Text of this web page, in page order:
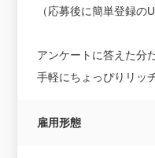
（応募後に簡単登録の
アンケートに答えた分
手軽にちょっぴりリッ
雇用形態